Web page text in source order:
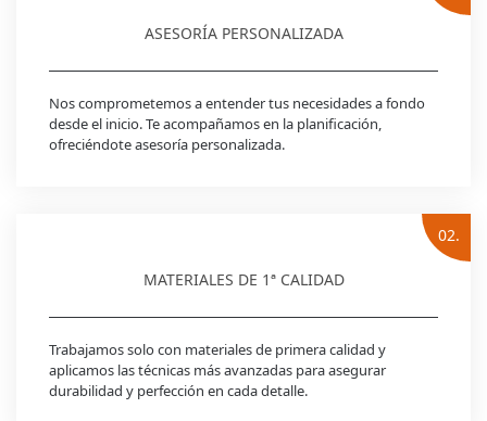
ASESORÍA PERSONALIZADA
Nos comprometemos a entender tus necesidades a fondo
desde el inicio. Te acompañamos en la planificación,
ofreciéndote asesoría personalizada.
02.
MATERIALES DE 1ª CALIDAD
Trabajamos solo con materiales de primera calidad y
aplicamos las técnicas más avanzadas para asegurar
durabilidad y perfección en cada detalle.